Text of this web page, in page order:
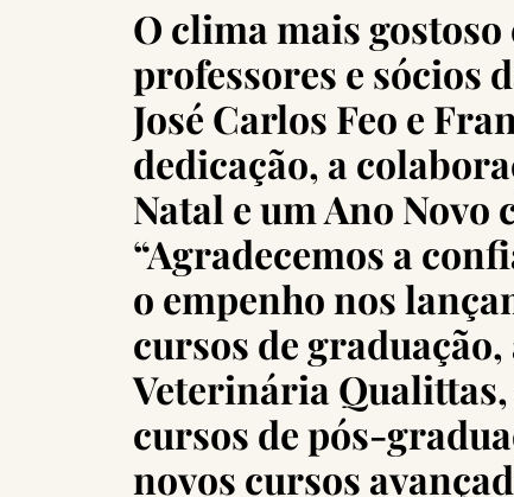
O clima mais gostoso
professores e sócios
José Carlos Feo e
dedicação, a
Natal e um Ano Novo
“Agradecemos a
o empenho nos
cursos de
Veterinária
cursos de pós-
novos cursos